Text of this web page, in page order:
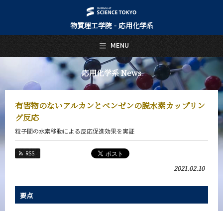
物質理工学院 - 応用化学系
応用化学系 News
有害物のないアルカンとベンゼンの脱水素カップリン
グ反応
粒子間の水素移動による反応促進効果を実証
RSS
2021.02.10
要点
MENU
日本語 English
トップページ
Top Page
応用化学系について
About Us
教育
Education
教員・研究室
入学案内